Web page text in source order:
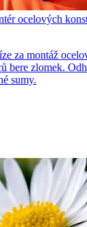
ocelových
za montáž
bere zlomek.
sumy.